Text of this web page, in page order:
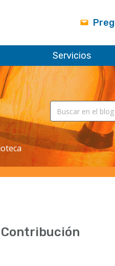
Servicios